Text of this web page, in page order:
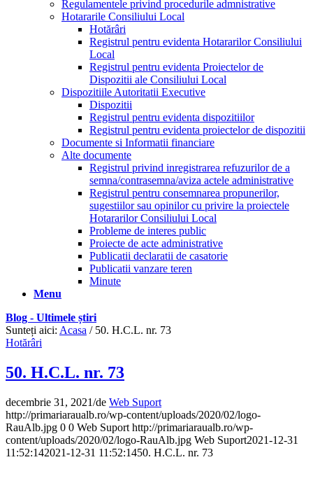
Regulamentele privind procedurile admnistrative
Hotararile Consiliului Local
Hotărâri
Registrul pentru evidenta Hotararilor Consiliului
Local
Registrul pentru evidenta Proiectelor de
Dispozitii ale Consiliului Local
Dispozitiile Autoritatii Executive
Dispozitii
Registrul pentru evidenta dispozitiilor
Registrul pentru evidenta proiectelor de dispozitii
Documente si Informatii financiare
Alte documente
Registrul privind inregistrarea refuzurilor de a
semna/contrasemna/aviza actele administrative
Registrul pentru consemnarea propunerilor,
sugestiilor sau opinilor cu privire la proiectele
Hotararilor Consiliului Local
Probleme de interes public
Proiecte de acte administrative
Publicatii declaratii de casatorie
Publicatii vanzare teren
Minute
Menu
Blog - Ultimele știri
Sunteți aici: Acasa / 50. H.C.L. nr. 73
Hotărâri
50. H.C.L. nr. 73
decembrie 31, 2021/de Web Suport
http://primariaraualb.ro/wp-content/uploads/2020/02/logo-
RauAlb.jpg 0 0 Web Suport http://primariaraualb.ro/wp-
content/uploads/2020/02/logo-RauAlb.jpg Web Suport2021-12-31
11:52:142021-12-31 11:52:1450. H.C.L. nr. 73